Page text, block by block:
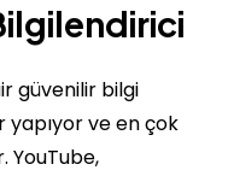
güvenilir bilgi
ve en çok
YouTube,